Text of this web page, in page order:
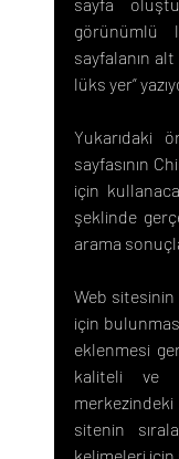
görünümlü
sayfalanın
lüks yer”
Yukarıdaki
sayfasının
için
şeklinde
arama
Web sitesinin
için
eklenmesi
kaliteli ve
sitenin
kelimeleri için